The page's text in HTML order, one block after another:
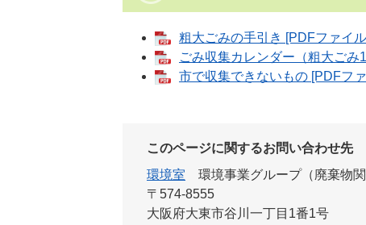
粗大ごみの手引き [PDFファイ
ごみ収集カレンダー（粗大ご
市で収集できないもの [PDFフ
このページに関するお問い合わせ先
環境室
環境事業グループ（廃棄物関
〒574-8555
大阪府大東市谷川一丁目1番1号